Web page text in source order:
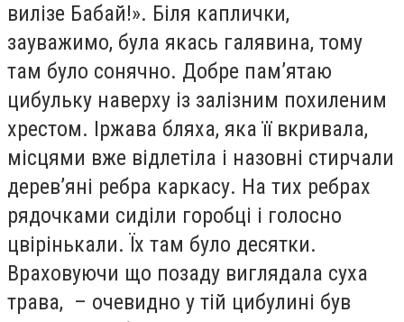
вилізе Бабай!». Біля каплички,
зауважимо, була якась галявина, тому
там було сонячно. Добре пам’ятаю
цибульку наверху із залізним похиленим
хрестом. Іржава бляха, яка її вкривала,
місцями вже відлетіла і назовні стирчали
дерев’яні ребра каркасу. На тих ребрах
рядочками сиділи горобці і голосно
цвірінькали. Їх там було десятки.
Враховуючи що позаду виглядала суха
трава, – очевидно у тій цибулині був